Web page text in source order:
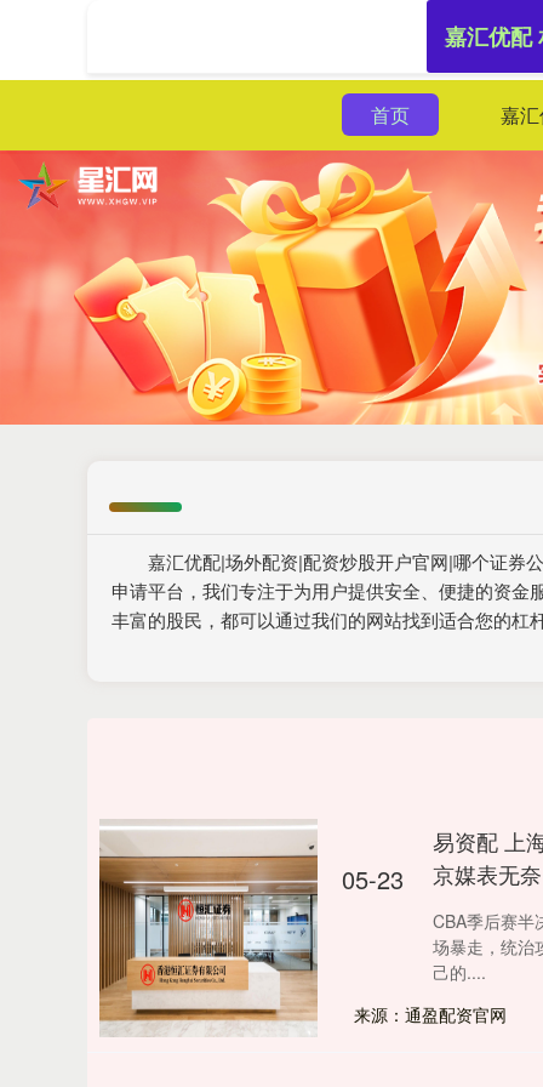
首页 嘉
嘉汇优配|场外配资|配资炒股开户官网|哪个证券
申请平台，我们专注于为用户提供安全、便捷的资
丰富的股民，都可以通过我们的网站找到适合您的
嘉汇优配
05-23
易资配 上
京媒表无奈
CBA季后赛半
场暴走，统治
己的....
来源：通盈配资官网